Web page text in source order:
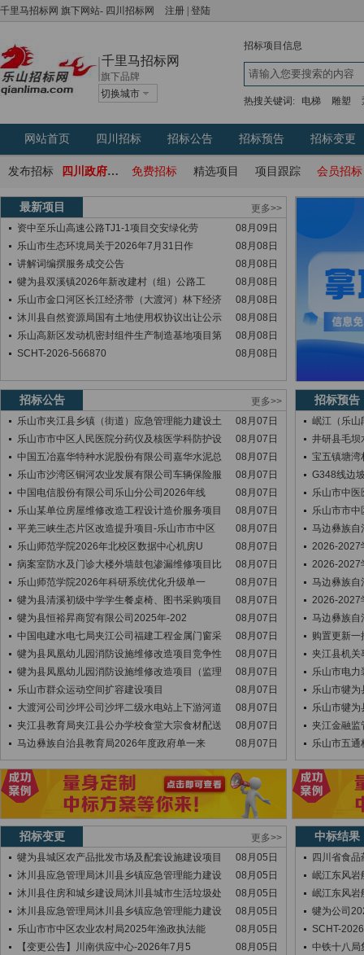
千里马招标网 旗下网站- 四川招标网 注册 登陆
千里马招标网
旗下品牌
切换城市
招标项目信息
热搜关键词: 电梯 雕塑
网站首页 四川招标 招标公告 招标预告 招标变更
发布招标 四川政府采购网 免费招标 精选项目 项目跟踪 会员招标
最新项目
更多>>
资中至乐山高速公路TJ1-1项目交安绿化劳
08月09日
乐山市生态环境局关于2026年7月31日作
08月08日
讲解词编撰服务成交公告
08月08日
犍为县双溪镇2026年新改建村（组）公路工
08月08日
乐山市金口河区长江经济带（大渡河）林下经济
08月08日
沐川县自然资源局国有土地使用权协议出让公示
08月08日
乐山高新区发动机密封组件生产制造基地项目第
08月08日
SCHT-2026-566870
08月08日
招标公告
更多>>
乐山市夹江县乡镇（街道）应急管理能力建设土
08月07日
乐山市市中区人民医院分药仪及核医学科防护设
08月07日
中国五冶嘉华特种水泥股份有限公司嘉华水泥总
08月07日
乐山市沙湾区铜河农业发展有限公司车辆保险服
08月07日
中国电信股份有限公司乐山分公司2026年线
08月07日
乐山某单位房屋维修改造工程设计造价服务项目
08月07日
平羌三峡生态片区改造提升项目-乐山市市中区
08月07日
乐山师范学院2026年北校区数据中心机房U
08月07日
病案室防水及门诊大楼外墙鼓包渗漏维修项目比
08月07日
乐山师范学院2026年科研系统优化升级单一
08月07日
犍为县清溪初级中学学生餐桌椅、图书采购项目
08月07日
犍为县恒裕昇商贸有限公司2025年-202
08月07日
中国电建水电七局夹江公司福建工程金属门窗采
08月07日
犍为县凤凰幼儿园消防设施维修改造项目竞争性
08月07日
犍为县凤凰幼儿园消防设施维修改造项目（监理
08月07日
乐山市群众运动空间扩容建设项目
08月07日
大渡河公司沙坪公司沙坪二级水电站上下游河道
08月07日
夹江县教育局夹江县公办学校食堂大宗食材配送
08月07日
马边彝族自治县教育局2026年度政府单一来
08月07日
招标预告
岷江（乐山
井研县毛坝
宝五镇塘湾
G348线边
乐山市中
乐山市市
马边彝族自
2026-2027
2026-2027
马边彝族自
2026-2027
马边彝族自
购置更新一
夹江县机关
乐山市电
乐山市犍
乐山市犍
夹江金融监
乐山市五
招标变更
更多>>
犍为县城区农产品批发市场及配套设施建设项目
08月05日
沐川县应急管理局沐川县乡镇应急管理能力建设
08月05日
沐川县住房和城乡建设局沐川县城市生活垃圾处
08月05日
沐川县应急管理局沐川县乡镇应急管理能力建设
08月05日
乐山市市中区农业农村局2025年渔政执法能
08月05日
【变更公告】川南供应中心-2026年7月5
08月05日
中标结果
四川省食
岷江东风岩
岷江东风岩
犍为公司
SCHT-
中铁十八局